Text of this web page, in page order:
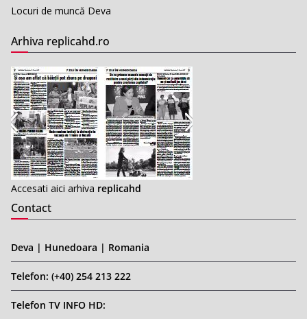
Locuri de muncă Deva
Arhiva replicahd.ro
Accesati aici arhiva replicahd
Contact
Deva | Hunedoara | Romania
Telefon: (+40) 254 213 222
Telefon TV INFO HD: